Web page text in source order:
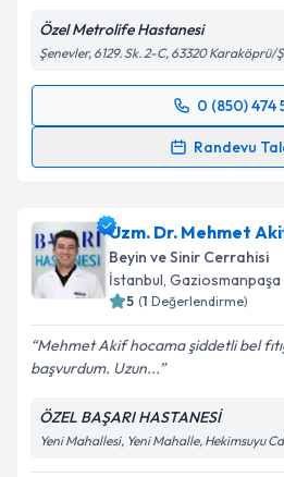
Özel Metrolife Hastanesi
Şenevler, 6129. Sk. 2-C, 63320 Karaköprü/
0 (850) 474
Randevu
Randevu Takvimi Talebi
için bir takvim
bilgilendireceğiz.
E-posta Adresiniz
Kişisel verilerimin
Metni'ni okudum ve
kapsamda işlenmesini
Uzm. Dr. Mehmet
Beyin ve Sinir Cerrahisi
İstanbul, Gaziosmanpaşa
5 (1 Değerlendirme)
Mehmet Akif hocama şiddetli bel
başvurdum. Uzun...
ÖZEL BAŞARI HASTANESİ
Yeni Mahallesi, Yeni Mahalle, Hekimsuyu